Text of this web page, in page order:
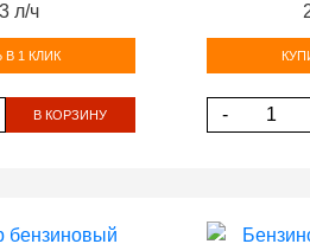
л/ч
В 1 КЛИК
В КОРЗИНУ -